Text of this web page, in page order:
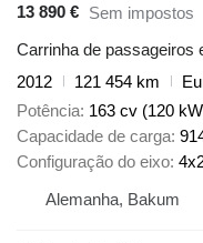
13 890 € Sem impostos
Carrinha de passageiros
2012
121 454 km
Potência 163 cv (120
Capacidade de carga
Configuração do eixo
Alemanha, Bakum